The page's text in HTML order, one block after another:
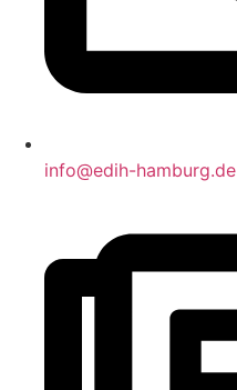
info@edih-hamburg.de